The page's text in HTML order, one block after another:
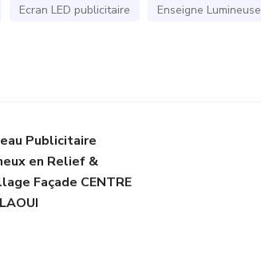
Ecran LED publicitaire Enseigne Lumineuse
Publicitaire
en Relief &
Façade CENTRE